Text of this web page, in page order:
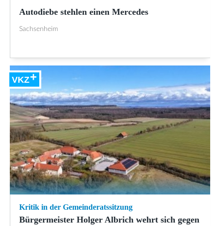
Autodiebe stehlen einen Mercedes
Sachsenheim
VKZ
Kritik in der Gemeinderatssitzung
Bürgermeister Holger Albrich wehrt sich gegen